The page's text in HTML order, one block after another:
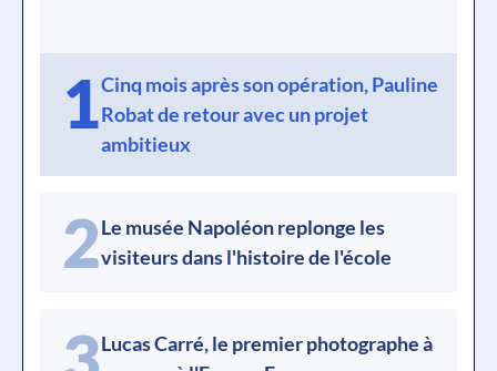
1Cinq mois après son opération, Pauline
Robat de retour avec un projet
ambitieux
2Le musée Napoléon replonge les
visiteurs dans l'histoire de l'école
Lucas Carré, le premier photographe à